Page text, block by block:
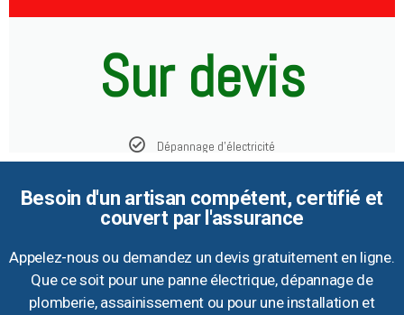
Sur devis
Dépannage d'électricité
Besoin d'un artisan compétent, certifié et
couvert par l'assurance
Appelez-nous ou demandez un devis gratuitement en ligne.
Que ce soit pour une panne électrique, dépannage de
plomberie, assainissement ou pour une installation et